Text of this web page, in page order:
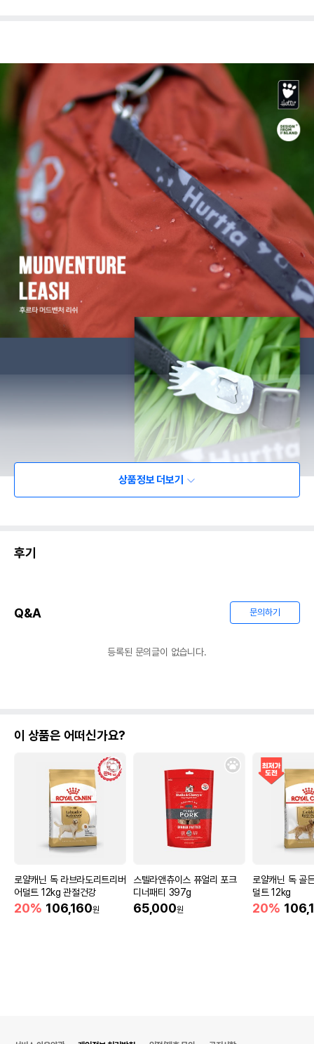
상품정보 더보기
후기
Q&A 문의하기
등록된 문의글이 없습니다.
이 상품은 어떠신가요?
로얄캐닌 독 라브라도리트리버
어덜트 12kg 관절건강
20% 106,160원
스텔라앤츄이스 퓨얼리 포크
디너패티 397g
65,000원
로얄캐닌 독 골
덜트 12kg
20%